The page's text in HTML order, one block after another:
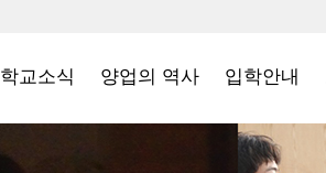
학교소식 양업의 역사 입학안내